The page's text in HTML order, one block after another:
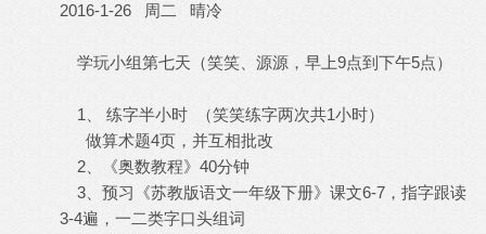
2016-1-26 周二 晴冷
学玩小组第七天（笑笑、源源，早上9点到下午5点）
1、 练字半小时 （笑笑练字两次共1小时）
做算术题4页，并互相批改
2、《奥数教程》40分钟
3、预习《苏教版语文一年级下册》课文6-7，指字跟读
3-4遍，一二类字口头组词